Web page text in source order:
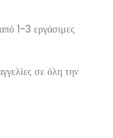
1-3 εργάσιμες
σε όλη την